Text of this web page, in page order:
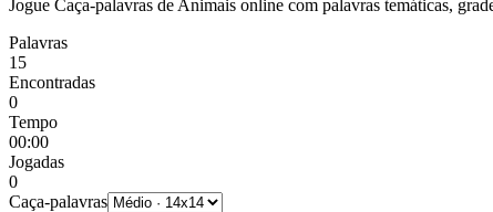
Jogue Caça-palavras de Animais online com palavras temáticas,
Palavras
15
Encontradas
0
Tempo
00:00
Jogadas
0
Caça-palavras